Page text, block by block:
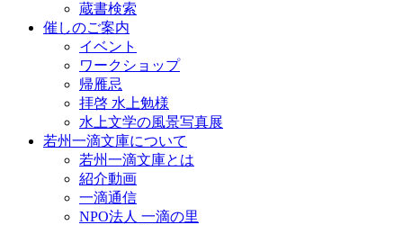
蔵書検索
催しのご案内
イベント
ワークショップ
帰雁忌
拝啓 水上勉様
水上文学の風景写真展
若州一滴文庫について
若州一滴文庫とは
紹介動画
一滴通信
NPO法人 一滴の里